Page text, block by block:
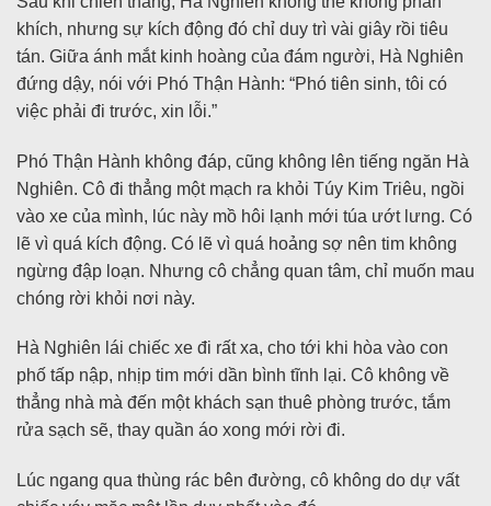
khích, nhưng sự kích động đó chỉ duy trì vài giây rồi tiêu
tán. Giữa ánh mắt kinh hoàng của đám người, Hà Nghiên
đứng dậy, nói với Phó Thận Hành: “Phó tiên sinh, tôi có
việc phải đi trước, xin lỗi.”
Phó Thận Hành không đáp, cũng không lên tiếng ngăn Hà
Nghiên. Cô đi thẳng một mạch ra khỏi Túy Kim Triêu, ngồi
vào xe của mình, lúc này mồ hôi lạnh mới túa ướt lưng. Có
lẽ vì quá kích động. Có lẽ vì quá hoảng sợ nên tim không
ngừng đập loạn. Nhưng cô chẳng quan tâm, chỉ muốn mau
chóng rời khỏi nơi này.
Hà Nghiên lái chiếc xe đi rất xa, cho tới khi hòa vào con
phố tấp nập, nhịp tim mới dần bình tĩnh lại. Cô không về
thẳng nhà mà đến một khách sạn thuê phòng trước, tắm
rửa sạch sẽ, thay quần áo xong mới rời đi.
Lúc ngang qua thùng rác bên đường, cô không do dự vất